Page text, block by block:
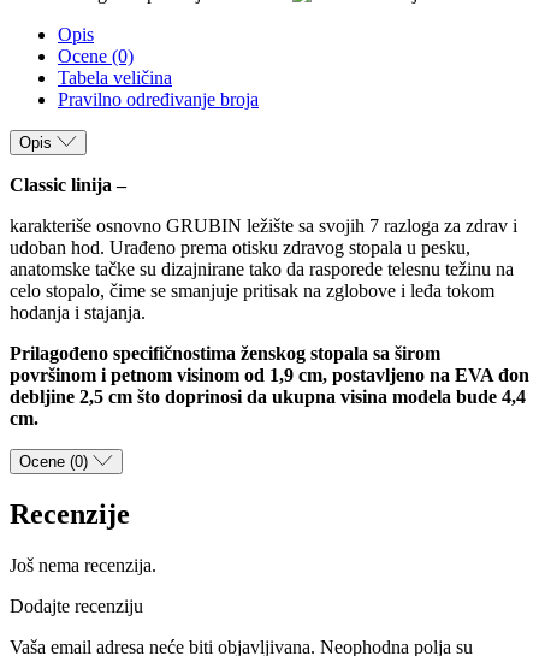
Opis
Ocene (0)
Tabela veličina
Pravilno određivanje broja
Opis
Classic linija –
karakteriše osnovno GRUBIN ležište sa svojih 7 razloga za zdrav i
udoban hod. Urađeno prema otisku zdravog stopala u pesku,
anatomske tačke su dizajnirane tako da rasporede telesnu težinu na
celo stopalo, čime se smanjuje pritisak na zglobove i leđa tokom
hodanja i stajanja.
Prilagođeno specifičnostima ženskog stopala sa širom
površinom i petnom visinom od 1,9 cm, postavljeno na EVA đon
debljine 2,5 cm što doprinosi da ukupna visina modela bude 4,4
cm.
Ocene (0)
Recenzije
Još nema recenzija.
Dodajte recenziju
Vaša email adresa neće biti objavljivana. Neophodna polja su